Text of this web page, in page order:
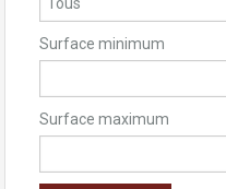
Surface minimum
Surface maximum